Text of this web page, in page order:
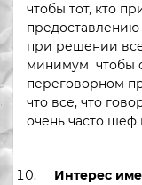
чтобы тот, кто
предоставлению
при решении
минимум чтобы
переговорном
что все, что
очень часто шеф
Интерес